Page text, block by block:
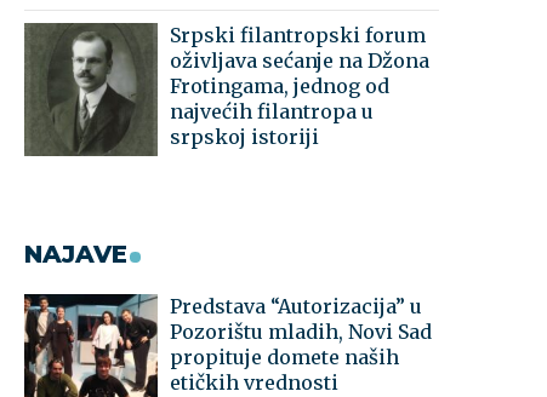
Srpski filantropski forum
oživljava sećanje na Džona
Frotingama, jednog od
najvećih filantropa u
srpskoj istoriji
NAJAVE
Predstava “Autorizacija” u
Pozorištu mladih, Novi Sad
propituje domete naših
etičkih vrednosti